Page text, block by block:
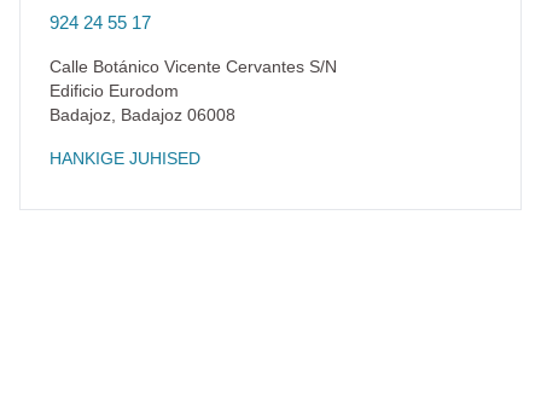
924 24 55 17
Calle Botánico Vicente Cervantes S/N
Edificio Eurodom
Badajoz Badajoz 06008
HANKIGE JUHISED